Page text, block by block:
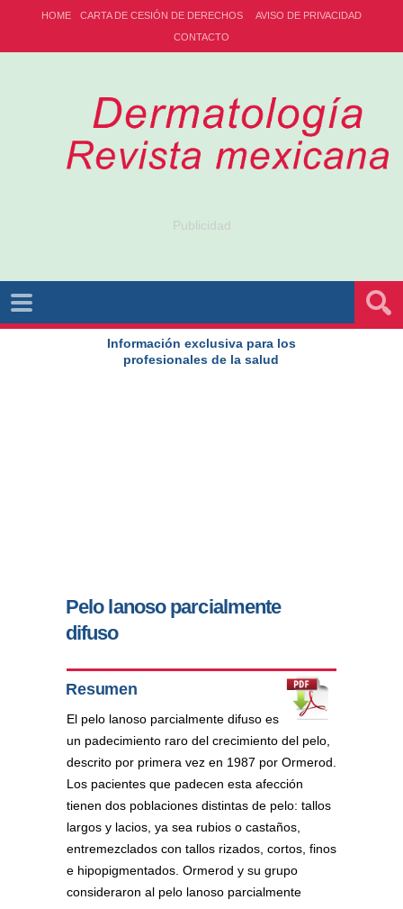
HOME CARTA DE CESIÓN DE DERECHOS
AVISO DE PRIVACIDAD
CONTACTO
Publicidad
Información exclusiva para los
profesionales de la salud
Pelo lanoso parcialmente
difuso
Resumen
El pelo lanoso parcialmente difuso es
un padecimiento raro del crecimiento del pelo,
descrito por primera vez en 1987 por Ormerod.
Los pacientes que padecen esta afección
tienen dos poblaciones distintas de pelo: tallos
largos y lacios, ya sea rubios o castaños,
entremezclados con tallos rizados, cortos, finos
e hipopigmentados. Ormerod y su grupo
consideraron al pelo lanoso parcialmente